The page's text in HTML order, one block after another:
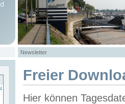
Newsletter
Freier
Hier können